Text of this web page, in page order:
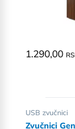
1.290,00
USB zvučnici
Zvučnici